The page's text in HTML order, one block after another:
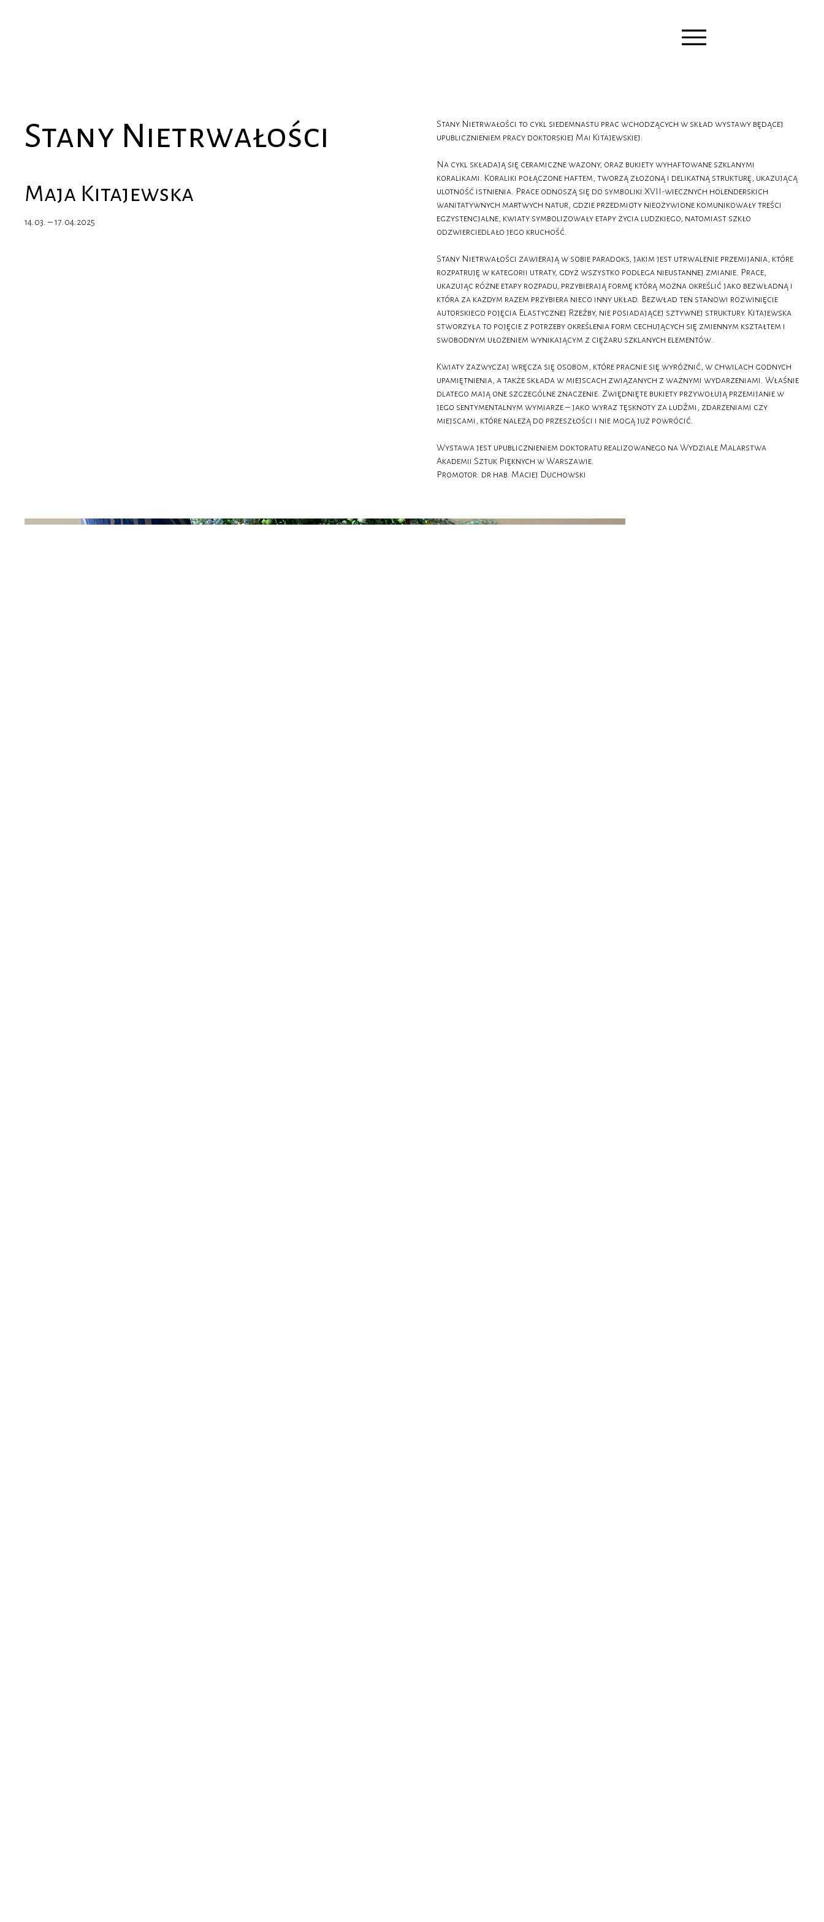
Stany Nietrwałości
Maja Kitajewska
14.03. – 17.04.2025
Stany Nietrwałości to cykl siedemnastu prac wchodzących w skład wystawy będącej
upublicznieniem pracy doktorskiej Mai Kitajewskiej.
Na cykl składają się ceramiczne wazony, oraz bukiety wyhaftowane szklanymi
koralikami. Koraliki połączone haftem, tworzą złożoną i delikatną strukturę, ukazującą
ulotność istnienia. Prace odnoszą się do symboliki XVII-wiecznych holenderskich
wanitatywnych martwych natur, gdzie przedmioty nieożywione komunikowały treści
egzystencjalne, kwiaty symbolizowały etapy życia ludzkiego, natomiast szkło
odzwierciedlało jego kruchość.
Stany Nietrwałości zawierają w sobie paradoks, jakim jest utrwalenie przemijania, które
rozpatruję w kategorii utraty, gdyż wszystko podlega nieustannej zmianie. Prace,
ukazując różne etapy rozpadu, przybierają formę którą można określić jako bezwładną i
która za każdym razem przybiera nieco inny układ. Bezwład ten stanowi rozwinięcie
autorskiego pojęcia Elastycznej Rzeźby, nie posiadającej sztywnej struktury. Kitajewska
stworzyła to pojęcie z potrzeby określenia form cechujących się zmiennym kształtem i
swobodnym ułożeniem wynikającym z ciężaru szklanych elementów.
Kwiaty zazwyczaj wręcza się osobom, które pragnie się wyróżnić, w chwilach godnych
upamiętnienia, a także składa w miejscach związanych z ważnymi wydarzeniami. Właśnie
dlatego mają one szczególne znaczenie. Zwiędnięte bukiety przywołują przemijanie w
jego sentymentalnym wymiarze – jako wyraz tęsknoty za ludźmi, zdarzeniami czy
miejscami, które należą do przeszłości i nie mogą już powrócić.
Wystawa jest upublicznieniem doktoratu realizowanego na Wydziale Malarstwa
Akademii Sztuk Pięknych w Warszawie.
Promotor: dr hab. Maciej Duchowski